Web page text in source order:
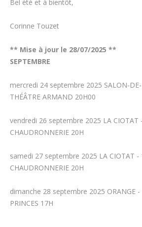
Bel été et à bientôt,
Corinne Touzet
** Mise à jour le 28/07/2025 **
SEPTEMBRE
mercredi 24 septembre 2025 SALON-DE-
THÉÂTRE ARMAND 20H00
vendredi 26 septembre 2025 LA CIOTAT
CHAUDRONNERIE 20H
samedi 27 septembre 2025 LA CIOTAT -
CHAUDRONNERIE 20H
dimanche 28 septembre 2025 ORANGE -
PRINCES 17H